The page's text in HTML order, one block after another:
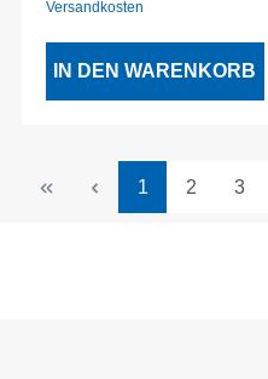
Versandkosten
IN DEN WARENKORB
Seite
1 Seite
2 Seite
3